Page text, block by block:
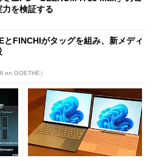
力を検証する
とFINCHIがタッグを組み、新メディ
on GOETHE）